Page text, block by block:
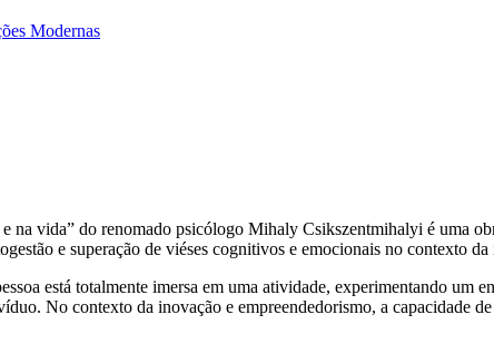
Modernas
vida” do renomado psicólogo Mihaly Csikszentmihalyi é uma
e superação de viéses cognitivos e emocionais no contexto
está totalmente imersa em uma atividade, experimentando um
No contexto da inovação e empreendedorismo, a capacidade